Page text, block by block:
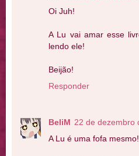
Oi Juh!
A Lu vai amar esse
lendo ele!
Beijão!
Responder
BeliM 22 de dezembro
A Lu é uma fofa mesmo!